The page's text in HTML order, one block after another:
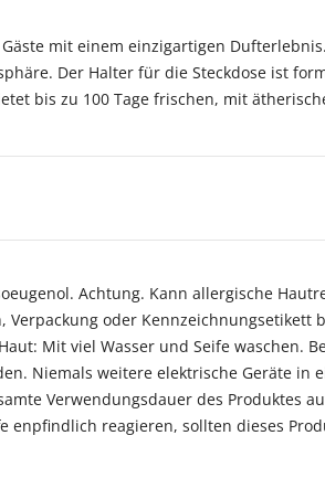
mit einem einzigartigen
Der Halter für die Steckdose ist
bis zu 100 Tage frischen, mit
Achtung. Kann allergische
oder
Mit viel Wasser und Seife waschen.
Niemals weitere elektrische Geräte in
Verwendungsdauer des Produktes
enpfindlich reagieren, sollten dieses